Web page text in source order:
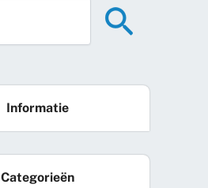
Informatie
Home
Categorieën